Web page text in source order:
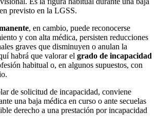
previsto en la LGSS.
, en cambio, puede reconocerse
y con alta médica, persisten reducciones
graves que disminuyen o anulan la
habrá que valorar el grado de incapacidad
habitual o, en algunos supuestos, con
de solicitud de incapacidad, conviene
una baja médica en curso o ante secuelas
derecho a una prestación por incapacidad